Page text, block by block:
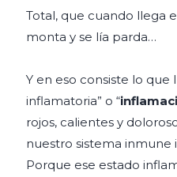
Total, que cuando llega
monta y se lía parda…
Y en eso consiste lo que
inflamatoria” o “
rojos, calientes y
nuestro sistema inmune
Porque ese estado